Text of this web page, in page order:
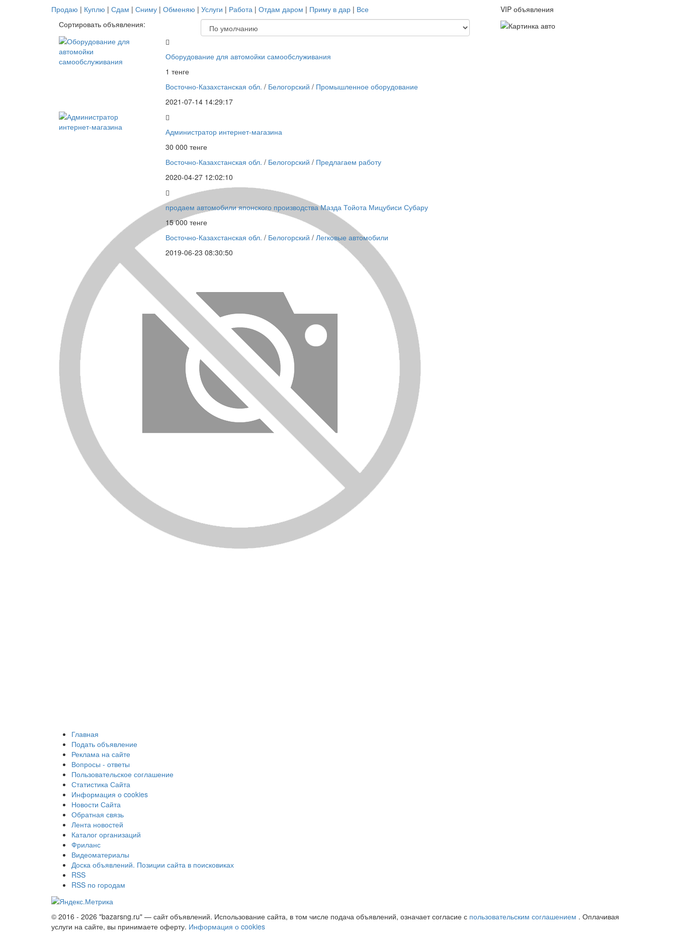
Продаю | Куплю | Сдам | Сниму | Обменяю | Услуги | Работа | Отдам даром | Приму в дар | Все
Сортировать объявления:
Оборудование для автомойки самообслуживания
1 тенге
Восточно-Казахстанская обл. / Белогорский / Промышленное оборудование
2021-07-14 14:29:17
Администратор интернет-магазина
30 000 тенге
Восточно-Казахстанская обл. / Белогорский / Предлагаем работу
2020-04-27 12:02:10
продаем автомобили японского производства Мазда Тойота Мицубиси Субару
15 000 тенге
Восточно-Казахстанская обл. / Белогорский / Легковые автомобили
2019-06-23 08:30:50
VIP объявления
Главная
Подать объявление
Реклама на сайте
Вопросы - ответы
Пользовательское соглашение
Статистика Сайта
Информация о cookies
Новости Сайта
Обратная связь
Лента новостей
Каталог организаций
Фриланс
Видеоматериалы
Доска объявлений. Позиции сайта в поисковиках
RSS
RSS по городам
© 2016 - 2026 "bazarsng.ru" — сайт объявлений. Использование сайта, в том числе подача объявлений, означает согласие с пользовательским соглашением . Оплачивая
услуги на сайте, вы принимаете оферту. Информация о cookies